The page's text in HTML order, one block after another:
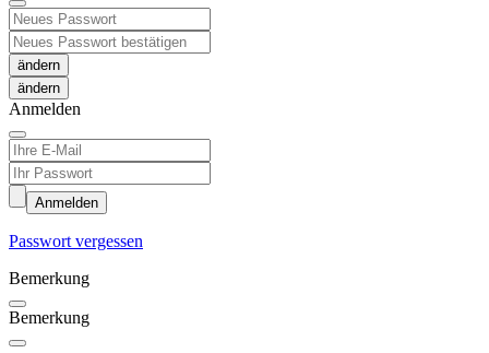
ändern
Anmelden
Anmelden
Passwort vergessen
Bemerkung
Bemerkung